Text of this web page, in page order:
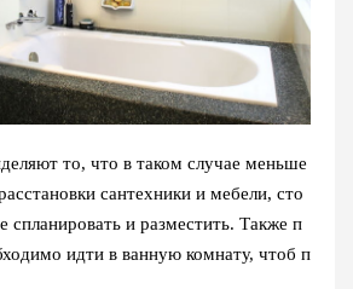
то, что в таком случае меньше
сантехники и мебели, сто
спланировать и разместить. Также п
идти в ванную комнату, чтоб п